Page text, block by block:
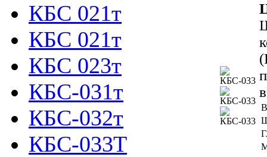
КБС 021т
КБС 021т
КБС 023т
КБС-031т
КБС-032т
КБС-033Т